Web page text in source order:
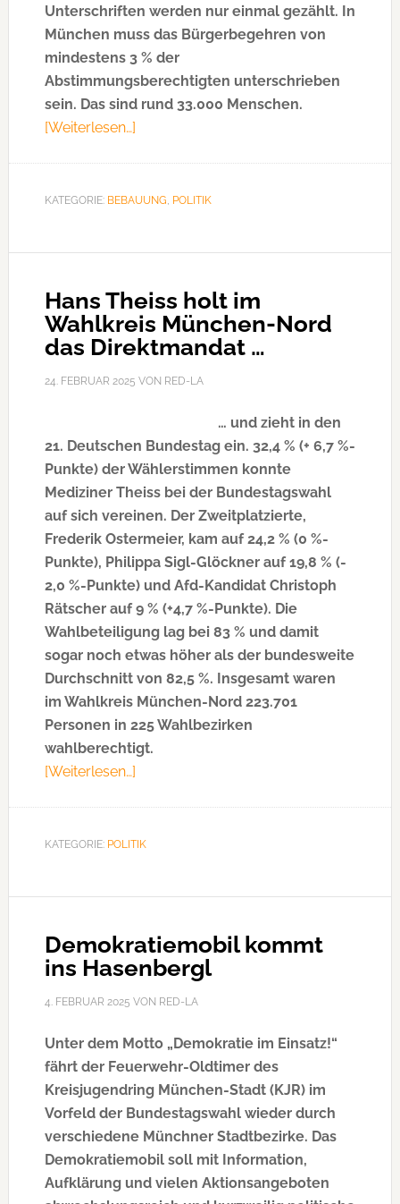
Unterschriften werden nur einmal gezählt. In
München muss das Bürgerbegehren von
mindestens 3 % der
Abstimmungsberechtigten unterschrieben
sein. Das sind rund 33.000 Menschen.
[Weiterlesen…]
prüft
KATEGORIE: BEBAUUNG, POLITIK
Hans Theiss holt im
Wahlkreis München-Nord
das Direktmandat …
24. FEBRUAR 2025 VON RED-LA
… und zieht in den
21. Deutschen Bundestag ein. 32,4 % (+ 6,7 %-
Punkte) der Wählerstimmen konnte
Mediziner Theiss bei der Bundestagswahl
auf sich vereinen. Der Zweitplatzierte,
Frederik Ostermeier, kam auf 24,2 % (0 %-
Punkte), Philippa Sigl-Glöckner auf 19,8 % (-
2,0 %-Punkte) und Afd-Kandidat Christoph
Rätscher auf 9 % (+4,7 %-Punkte). Die
Wahlbeteiligung lag bei 83 % und damit
sogar noch etwas höher als der bundesweite
Durchschnitt von 82,5 %. Insgesamt waren
im Wahlkreis München-Nord 223.701
Personen in 225 Wahlbezirken
wahlberechtigt.
[Weiterlesen…]
im
das
Direktmandat
…
KATEGORIE: POLITIK
Demokratiemobil kommt
ins Hasenbergl
4. FEBRUAR 2025 VON RED-LA
Unter dem Motto „Demokratie im Einsatz!“
fährt der Feuerwehr-Oldtimer des
Kreisjugendring München-Stadt (KJR) im
Vorfeld der Bundestagswahl wieder durch
verschiedene Münchner Stadtbezirke. Das
Demokratiemobil soll mit Information,
Aufklärung und vielen Aktionsangeboten